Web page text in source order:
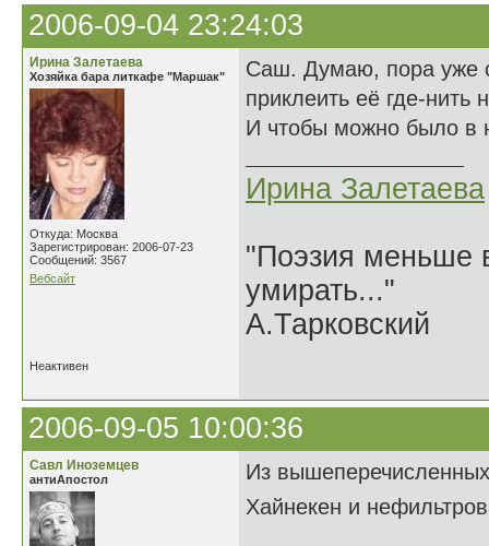
2006-09-04 23:24:03
Ирина Залетаева
Хозяйка бара литкафе "Маршак"
Откуда: Москва
Зарегистрирован: 2006-07-23
Сообщений: 3567
Вебсайт
Саш. Думаю, пора уже
приклеить её где-нить
И чтобы можно было в
Ирина Залетаева
"Поэзия меньше
умирать..."
А.Тарковский
Неактивен
2006-09-05 10:00:36
Савл Иноземцев
антиАпостол
Из
Хайнекен и